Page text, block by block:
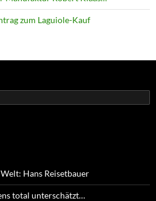
zum Laguiole-Kauf
Hans Reisetbauer
total unterschätzt…